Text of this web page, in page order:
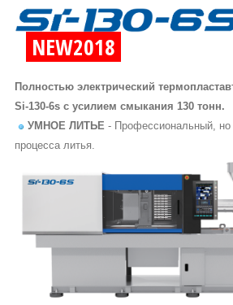
NEW2018
Полностью электрический
Si-130-6s с усилием смыкания 130 тонн.
УМНОЕ ЛИТЬЕ - Профессиональный, но
процесса литья.